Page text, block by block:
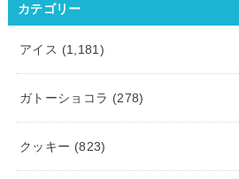
カテゴリー
アイス (1,181)
ガトーショコラ (278)
クッキー (823)